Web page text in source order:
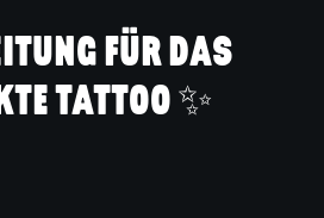
FÜR DAS
TATTOO ✨